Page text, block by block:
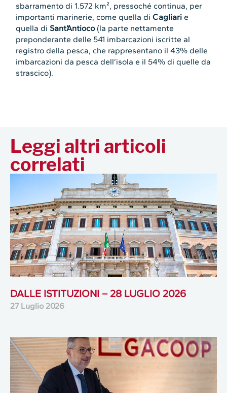
sbarramento di 1.572 km², pressoché continua, per
importanti marinerie, come quella diCagliari e
quella di Sant’Antioco(la parte nettamente
preponderante delle 541 imbarcazioni iscritte al
registro della pesca, che rappresentano il 43% delle
imbarcazioni da pesca dell’isola e il 54% di quelle da
strascico).
Leggi altri articoli
correlati
DALLE ISTITUZIONI – 28 LUGLIO 2026
27 Luglio 2026